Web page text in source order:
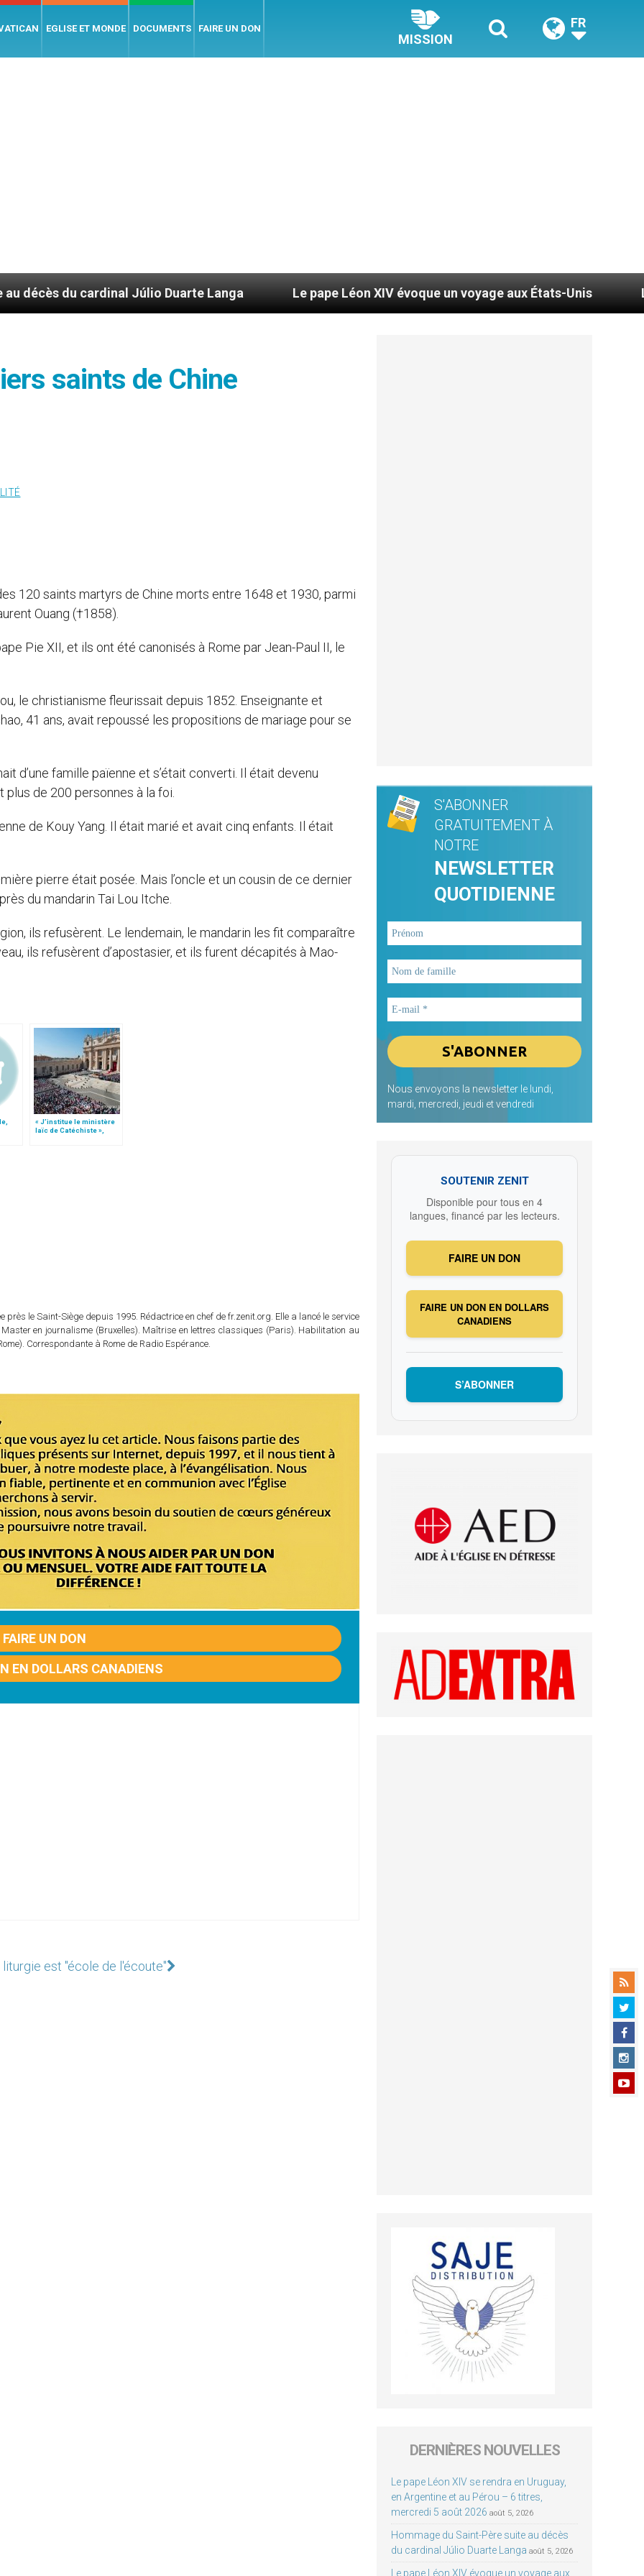
EGLISE ET MONDE DOCUMENTS FAIRE UN DON
MISSION
FR
Júlio Duarte Langa Le pape Léon XIV évoque un voyage aux États-Unis Le pape Léon
saints de Chine
120 saints martyrs de Chine morts entre 1648 et 1930, parmi
Ouang (†1858).
Pie XII, et ils ont été canonisés à Rome par Jean-Paul II, le
le christianisme fleurissait depuis 1852. Enseignante et
41 ans, avait repoussé les propositions de mariage pour se
d’une famille païenne et s’était converti. Il était devenu
de 200 personnes à la foi.
de Kouy Yang. Il était marié et avait cinq enfants. Il était
pierre était posée. Mais l’oncle et un cousin de ce dernier
du mandarin Tai Lou Itche.
ils refusèrent. Le lendemain, le mandarin les fit comparaître
ils refusèrent d’apostasier, et ils furent décapités à Mao-
« J’institue le ministère
laïc de Catéchiste »,
le Saint-Siège depuis 1995. Rédactrice en chef de fr.zenit.org. Elle a lancé le service
en journalisme (Bruxelles). Maîtrise en lettres classiques (Paris). Habilitation au
Correspondante à Rome de Radio Espérance.
FAIRE UN DON
EN DOLLARS CANADIENS
liturgie est "école de l'écoute"
S'ABONNER
GRATUITEMENT À
NOTRE
NEWSLETTER
QUOTIDIENNE
Nous envoyons la newsletter le lundi,
mardi, mercredi, jeudi et vendredi
SOUTENIR ZENIT
Disponible pour tous en 4
langues, financé par les lecteurs.
FAIRE UN DON
FAIRE UN DON EN DOLLARS
CANADIENS
S’ABONNER
DERNIÈRES NOUVELLES
Le pape Léon XIV se rendra en Uruguay,
en Argentine et au Pérou – 6 titres,
mercredi 5 août 2026 août 5, 2026
Hommage du Saint-Père suite au décès
du cardinal Júlio Duarte Langa août 5, 2026
Le pape Léon XIV évoque un voyage aux